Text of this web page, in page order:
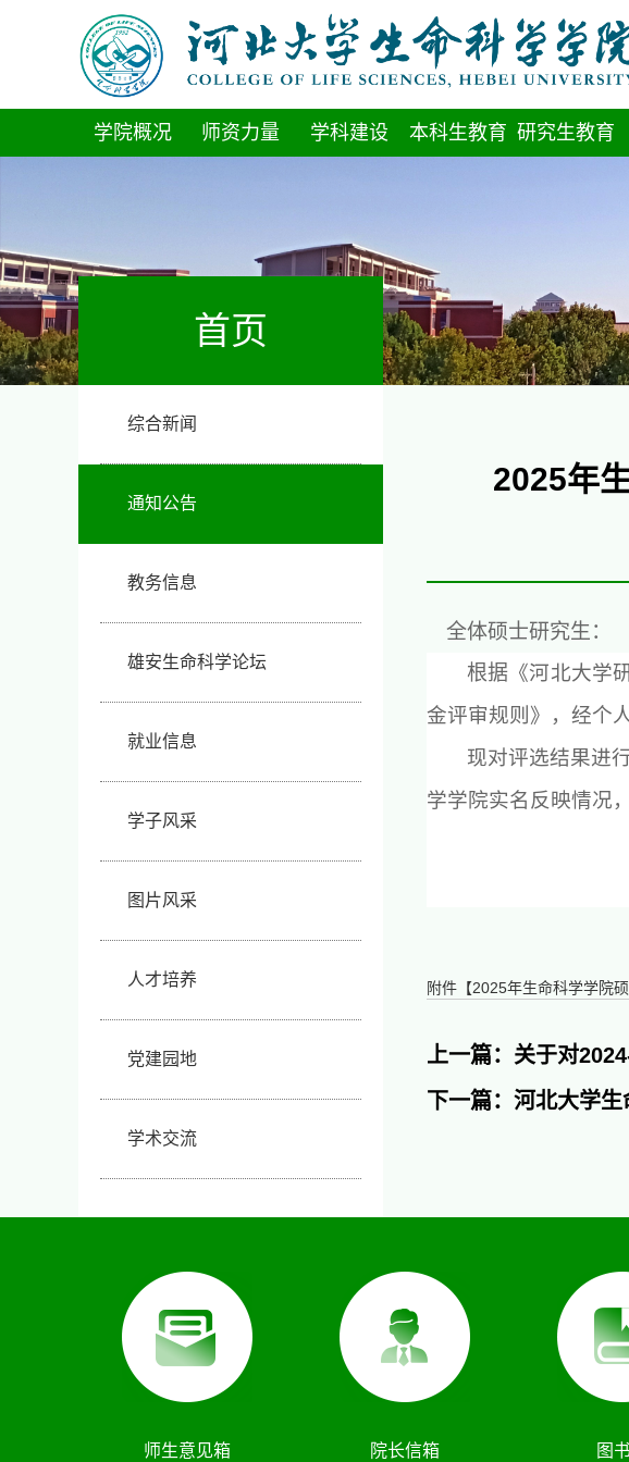
学院概况 师资力量 学科建设 本科生教育 研究生教育
首页
综合新闻
通知公告
教务信息
雄安生命科学论坛
就业信息
学子风采
图片风采
人才培养
党建园地
学术交流
2025年
全体硕士研究生：
根据 《河北大学
金评审规则》
， 经个
现对评选结果进
学学院实名反映情况
附件【2025年生命科学学院
上一篇：关于对
下一篇：河北大学
师生意见箱 院长信箱 图